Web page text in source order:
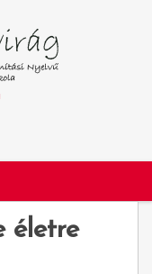
életre